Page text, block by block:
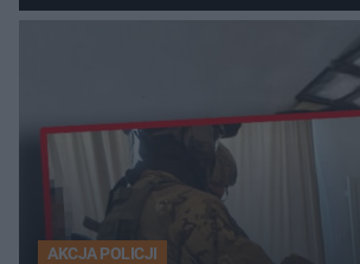
AKCJA POLICJI